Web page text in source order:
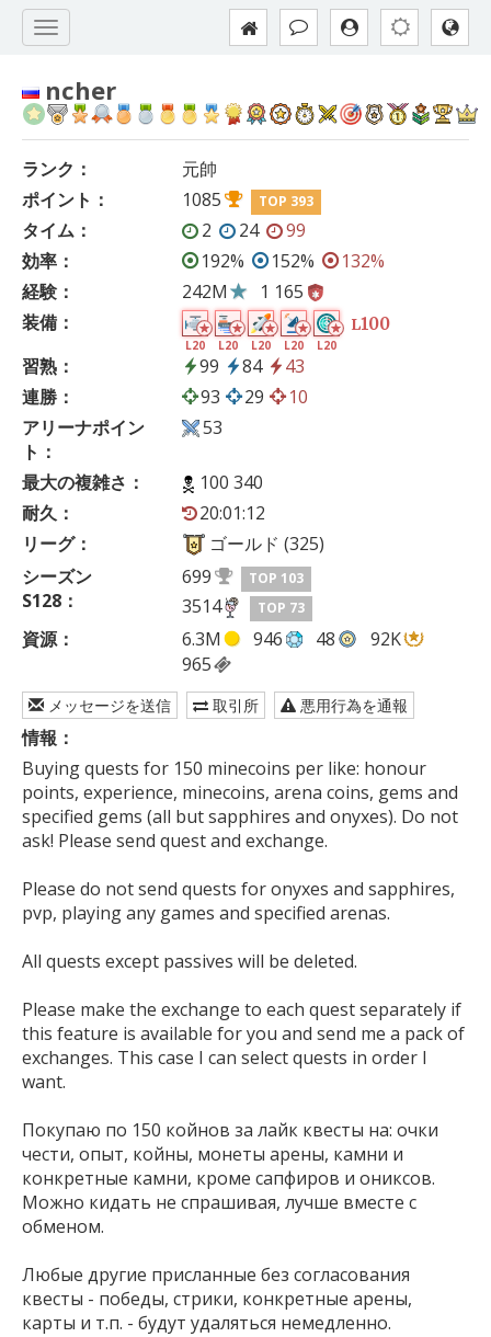
ncher
ランク：
元帥
ポイント：
1085 TOP 393
タイム： 2 24
99
効率：
192% 152%
132%
経験：
242M
1 165
装備：
L20 L20 L20 L20 L20
L100
習熟： 99 84
43
連勝：
93 29
10
アリーナポイン
ト：
53
最大の複雑さ：
100 340
耐久：
20:01:12
リーグ：
ゴールド (325)
シーズン
S128：
699 TOP 103
3514 TOP 73
資源： 6.3M 946 48
92K
965
メッセージを送信 取引所 悪用行為を通報
情報：
Buying quests for 150 minecoins per like: honour
points, experience, minecoins, arena coins, gems and
specified gems (all but sapphires and onyxes). Do not
ask! Please send quest and exchange.
Please do not send quests for onyxes and sapphires,
pvp, playing any games and specified arenas.
All quests except passives will be deleted.
Please make the exchange to each quest separately if
this feature is available for you and send me a pack of
exchanges. This case I can select quests in order I
want.
Покупаю по 150 койнов за лайк квесты на: очки
чести, опыт, койны, монеты арены, камни и
конкретные камни, кроме сапфиров и ониксов.
Можно кидать не спрашивая, лучше вместе с
обменом.
Любые другие присланные без согласования
квесты - победы, стрики, конкретные арены,
карты и т.п. - будут удаляться немедленно.